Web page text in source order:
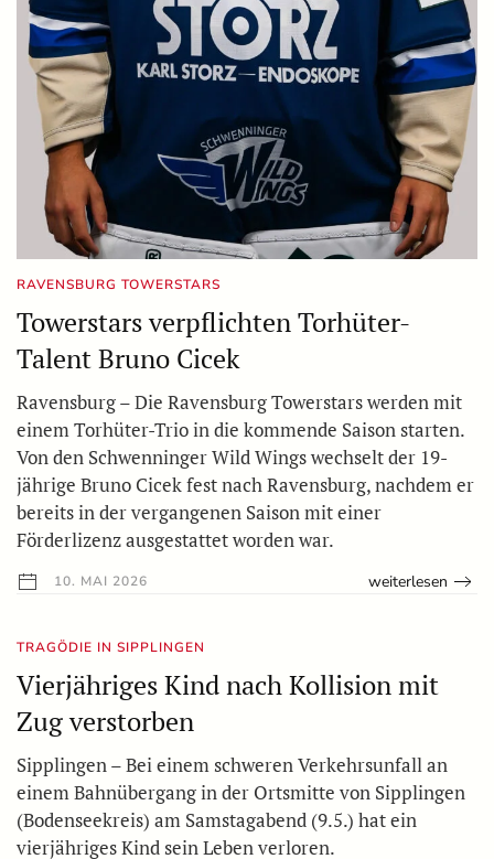
RAVENSBURG TOWERSTARS
Towerstars verpflichten Torhüter-
Talent Bruno Cicek
Ravensburg – Die Ravensburg Towerstars werden mit
einem Torhüter-Trio in die kommende Saison starten.
Von den Schwenninger Wild Wings wechselt der 19-
jährige Bruno Cicek fest nach Ravensburg, nachdem er
bereits in der vergangenen Saison mit einer
Förderlizenz ausgestattet worden war.
10. MAI 2026 weiterlesen
TRAGÖDIE IN SIPPLINGEN
Vierjähriges Kind nach Kollision mit
Zug verstorben
Sipplingen – Bei einem schweren Verkehrsunfall an
einem Bahnübergang in der Ortsmitte von Sipplingen
(Bodenseekreis) am Samstagabend (9.5.) hat ein
vierjähriges Kind sein Leben verloren.